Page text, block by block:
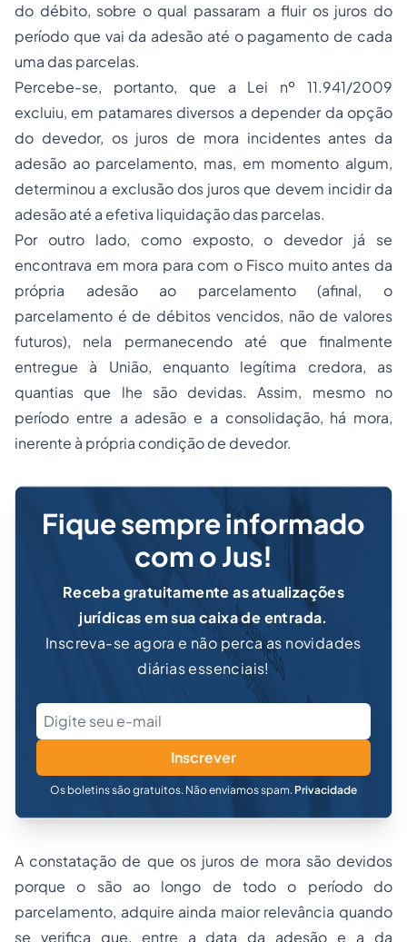
do débito, sobre o qual passaram a fluir os juros do
período que vai da adesão até o pagamento de cada
uma das parcelas.
Percebe-se, portanto, que a Lei nº 11.941/2009
excluiu, em patamares diversos a depender da opção
do devedor, os juros de mora incidentes antes da
adesão ao parcelamento, mas, em momento algum,
determinou a exclusão dos juros que devem incidir da
adesão até a efetiva liquidação das parcelas.
Por outro lado, como exposto, o devedor já se
encontrava em mora para com o Fisco muito antes da
própria adesão ao parcelamento (afinal, o
parcelamento é de débitos vencidos, não de valores
futuros), nela permanecendo até que finalmente
entregue à União, enquanto legítima credora, as
quantias que lhe são devidas. Assim, mesmo no
período entre a adesão e a consolidação, há mora,
inerente à própria condição de devedor.
Fique sempre informado
com o Jus!
Receba gratuitamente as atualizações
jurídicas em sua caixa de entrada.
Inscreva-se agora e não perca as novidades
diárias essenciais!
Inscrever
Os boletins são gratuitos. Não enviamos spam. Privacidade
A constatação de que os juros de mora são devidos
porque o são ao longo de todo o período do
parcelamento, adquire ainda maior relevância quando
se verifica que, entre a data da adesão e a da